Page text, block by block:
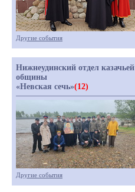
Другие события
Нижнеудинский отдел казачьей
общины
«Невская сечь»(12)
Другие события